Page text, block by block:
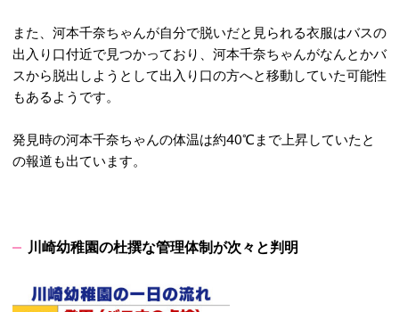
また、河本千奈ちゃんが自分で脱いだと見られる衣服はバスの
出入り口付近で見つかっており、河本千奈ちゃんがなんとかバ
スから脱出しようとして出入り口の方へと移動していた可能性
もあるようです。
発見時の河本千奈ちゃんの体温は約40℃まで上昇していたと
の報道も出ています。
川崎幼稚園の杜撰な管理体制が次々と判明